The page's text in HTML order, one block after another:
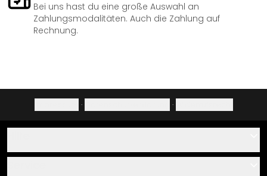
Bei uns hast du eine große Auswahl an
Zahlungsmodalitäten. Auch die Zahlung auf
Rechnung.
· ·